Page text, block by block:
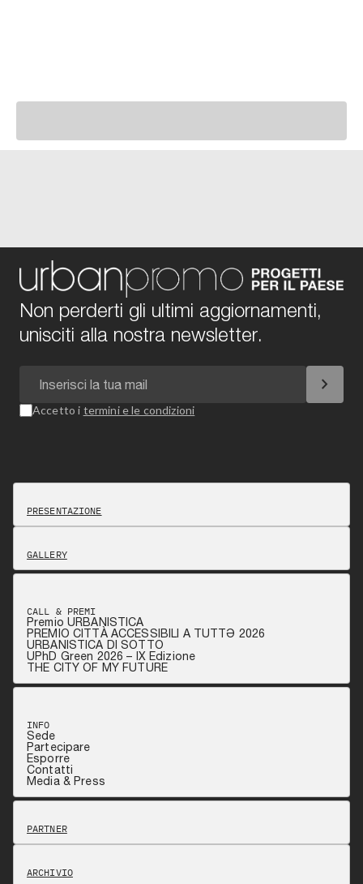
Non perderti gli ultimi aggiornamenti,
unisciti alla nostra newsletter.
chevron_right
Accetto i termini e le condizioni
PRESENTAZIONE
GALLERY
CALL & PREMI
Premio URBANISTICA
PREMIO CITTÀ ACCESSIBILI A TUTTƏ 2026
URBANISTICA DI SOTTO
UPhD Green 2026 – IX Edizione
THE CITY OF MY FUTURE
INFO
Sede
Partecipare
Esporre
Contatti
Media & Press
PARTNER
ARCHIVIO